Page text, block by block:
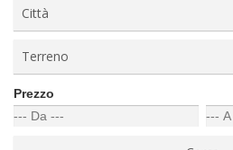
Città
Terreno
Prezzo